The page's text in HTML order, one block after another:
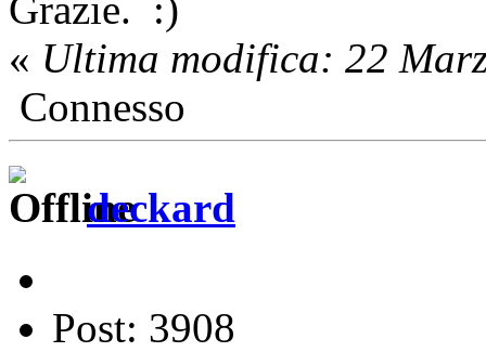
Grazie.
« Ultima modifica: 22
Connesso
deckard
Post: 3908